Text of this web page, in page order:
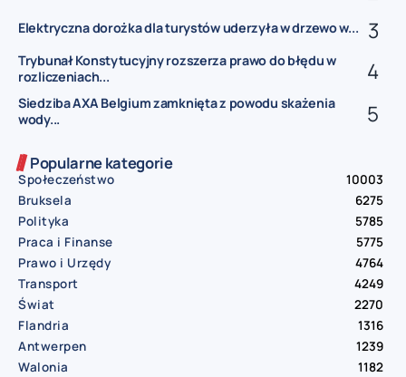
Elektryczna dorożka dla turystów uderzyła w drzewo w...
Trybunał Konstytucyjny rozszerza prawo do błędu w
rozliczeniach...
Siedziba AXA Belgium zamknięta z powodu skażenia
wody...
Popularne kategorie
Społeczeństwo
10003
Bruksela
6275
Polityka
5785
Praca i Finanse
5775
Prawo i Urzędy
4764
Transport
4249
Świat
2270
Flandria
1316
Antwerpen
1239
Walonia
1182